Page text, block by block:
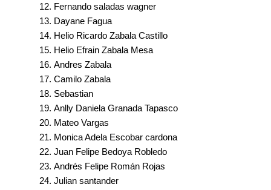
Fernando saladas wagner
Dayane Fagua
Helio Ricardo Zabala Castillo
Helio Efrain Zabala Mesa
Andres Zabala
Camilo Zabala
Sebastian
Anlly Daniela Granada Tapasco
Mateo Vargas
Monica Adela Escobar cardona
Juan Felipe Bedoya Robledo
Andrés Felipe Román Rojas
Julian santander